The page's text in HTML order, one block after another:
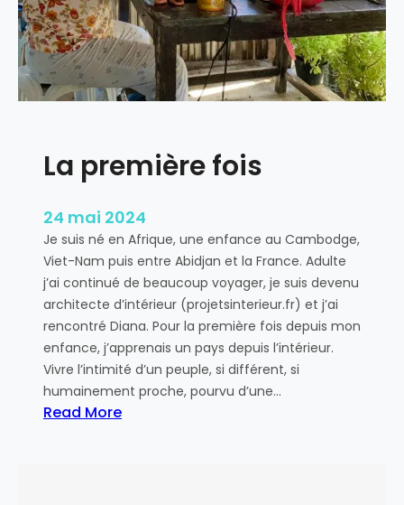
l
i
a
La première fois
24 mai 2024
Je suis né en Afrique, une enfance au Cambodge,
Viet-Nam puis entre Abidjan et la France. Adulte
j’ai continué de beaucoup voyager, je suis devenu
architecte d’intérieur (projetsinterieur.fr) et j’ai
rencontré Diana. Pour la première fois depuis mon
enfance, j’apprenais un pays depuis l’intérieur.
Vivre l’intimité d’un peuple, si différent, si
humainement proche, pourvu d’une…
Read More